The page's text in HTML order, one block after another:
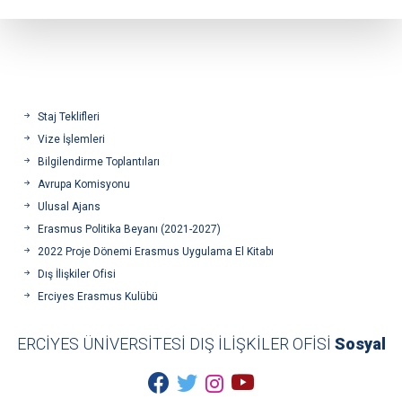
Staj Teklifleri
Vize İşlemleri
Bilgilendirme Toplantıları
Avrupa Komisyonu
Ulusal Ajans
Erasmus Politika Beyanı (2021-2027)
2022 Proje Dönemi Erasmus Uygulama El Kitabı
Dış İlişkiler Ofisi
Erciyes Erasmus Kulübü
ERCİYES ÜNİVERSİTESİ DIŞ İLİŞKİLER OFİSİ Sosyal